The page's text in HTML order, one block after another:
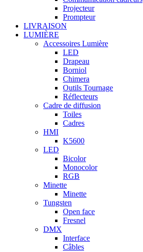
Projecteur
Prompteur
LIVRAISON
LUMIÈRE
Accessoires Lumière
LED
Drapeau
Borniol
Chimera
Outils Tournage
Réflecteurs
Cadre de diffusion
Toiles
Cadres
HMI
K5600
LED
Bicolor
Monocolor
RGB
Minette
Minette
Tungsten
Open face
Fresnel
DMX
Interface
Câbles